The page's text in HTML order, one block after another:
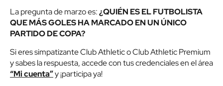
La pregunta de marzo es:¿QUIÉN ES EL FUTBOLISTA
QUE MÁS GOLES HA MARCADO EN UN ÚNICO
PARTIDO DE COPA?
Si eres simpatizante Club Athletic o Club Athletic Premium
y sabes la respuesta, accede con tus credenciales en el área
“Mi cuenta”y ¡participa ya!